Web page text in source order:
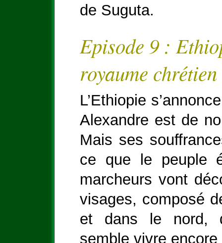
de Suguta.
Episode 9 :
royaume chrétien
L’Ethiopie
Alexandre est de
Mais ses
ce que le peuple
marcheurs vont
visages, composé
et dans le nord,
semble vivre